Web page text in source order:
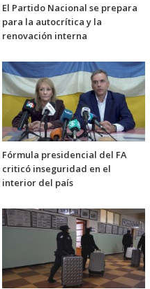
El Partido Nacional se prepara
para la autocrítica y la
renovación interna
Fórmula presidencial del FA
criticó inseguridad en el
interior del país